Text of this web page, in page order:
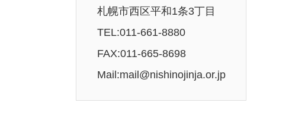
札幌市西区平和1条3丁目
TEL:011-661-8880
FAX:011-665-8698
Mail:mail@nishinojinja.or.jp